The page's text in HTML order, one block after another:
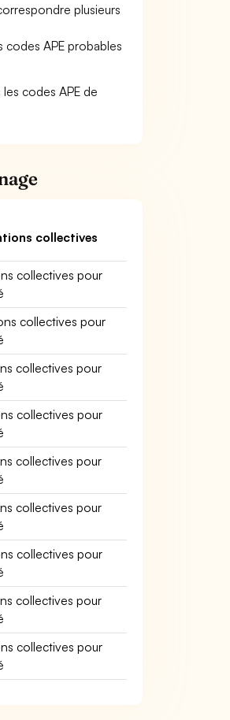
plusieurs
APE probables
codes APE de
collectives
collectives pour
collectives pour
collectives pour
collectives pour
collectives pour
collectives pour
collectives pour
collectives pour
collectives pour